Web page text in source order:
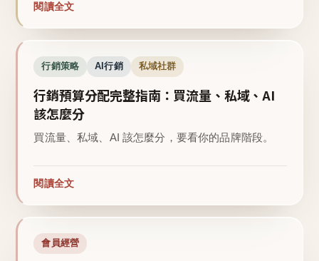
閱讀全文
行銷策略 AI行銷 私域社群
行銷預算分配完整指南：買流量、私域、AI
該怎麼分
買流量、私域、AI 該怎麼分，要看你的品牌階段。
閱讀全文
會員經營